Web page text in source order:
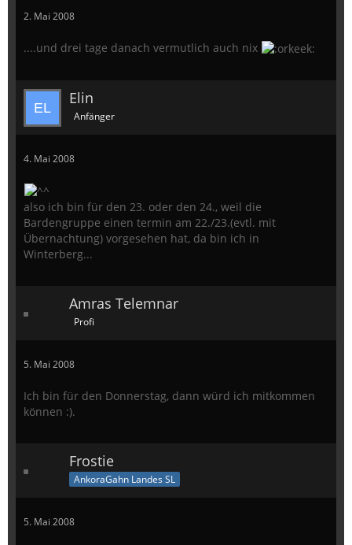
2. Mai 2008
....und drei tage danach vermutlich auch nix
Elin
Anfänger
4. Mai 2008
also ich bin für den 23. oder den 24., weil die
Bardengruppe einen termin am 22./23.(evtl. mit
Übernachtung) vorgesehen hat, da bin ich in
Winterberg...
Amras Telemnar
Profi
5. Mai 2008
Ich bin für den Donnerstag, dann würd ich mitkommen
können :).
Frostie
AnkoraGahn Landes SL
5. Mai 2008